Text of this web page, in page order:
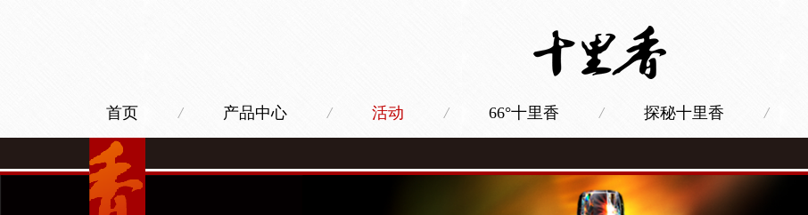
首页 / 产品中心 / 活动 / 66°十里香 / 探秘十里香 /